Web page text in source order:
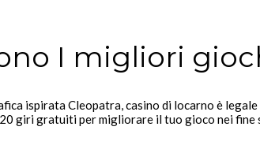
I migliori
ispirata Cleopatra, casino di locarno è
giri gratuiti per migliorare il tuo gioco nei fine